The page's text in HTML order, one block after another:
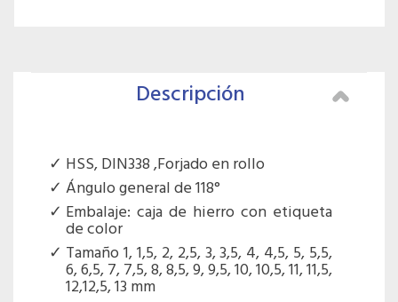
Descripción
HSS, DIN338 ,Forjado en rollo
Ángulo general de 118°
Embalaje: caja de hierro con etiqueta
de color
Tamaño 1, 1,5, 2, 2,5, 3, 3,5, 4, 4,5, 5, 5,5,
6, 6,5, 7, 7,5, 8, 8,5, 9, 9,5, 10, 10,5, 11, 11,5,
12,12,5, 13 mm